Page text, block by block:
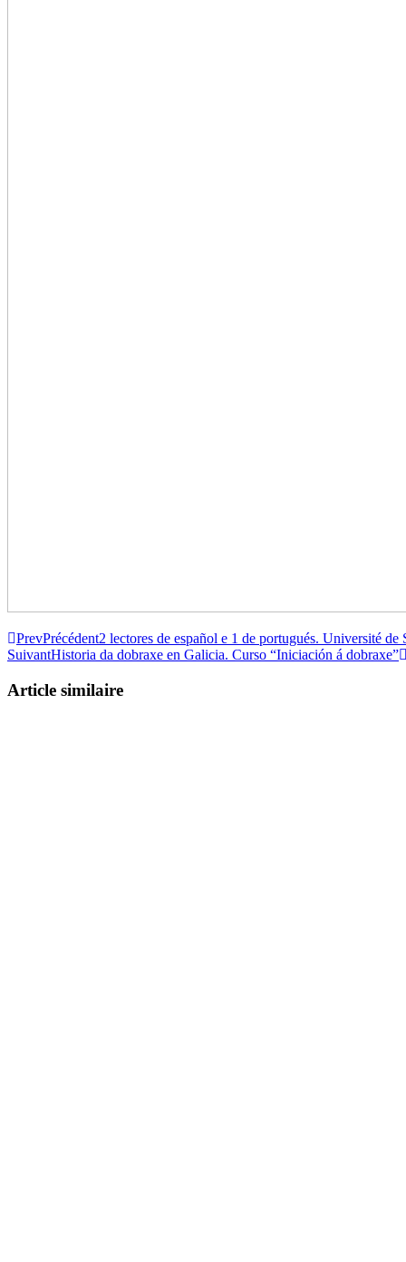
PrevPrécédent2 lectores de español e 1 de portugués. Université de
SuivantHistoria da dobraxe en Galicia. Curso “Iniciación á dobraxe”
Article similaire